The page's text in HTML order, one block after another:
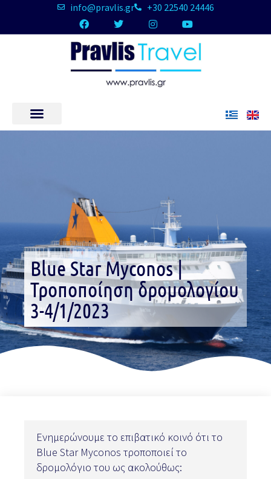
info@pravlis.gr +30 22540 24446
Blue Star Myconos |
Τροποποίηση δρομολογίου
3-4/1/2023
Ενημερώνουμε το επιβατικό κοινό ότι το
Blue Star Myconos τροποποιεί το
δρομολόγιο του ως ακολούθως: